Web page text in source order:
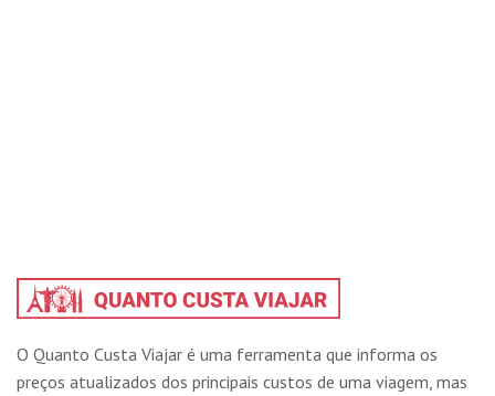
O Quanto Custa Viajar é uma ferramenta que informa os
preços atualizados dos principais custos de uma viagem, mas